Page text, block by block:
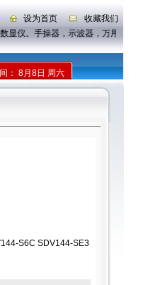
设为首页
收藏我们
仪。手操器，示波器，万用表，钳形表
： 8月8日 周六
S6C SDV144-SE3